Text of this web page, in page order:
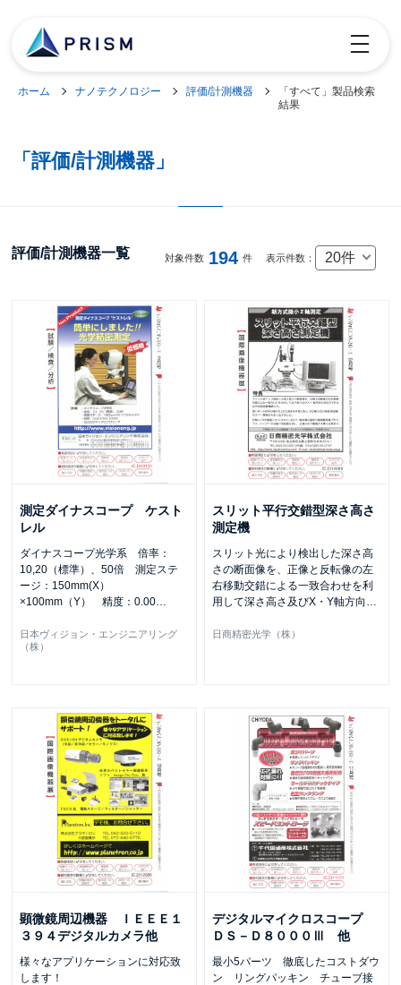
toggle
ホーム ナノテクノロジー 評価/計測機器
「すべて」製品検索
結果
「評価/計測機器」
評価/計測機器一覧 対象件数 194 件 表示件数： 20件
測定ダイナスコープ ケスト
レル
ダイナスコープ光学系 倍率：
10,20（標準）、50倍 測定ステ
ージ：150mm(X）
×100mm（Y） 精度：0.00…
日本ヴィジョン・エンジニアリング
（株）
スリット平行交錯型深さ高さ
測定機
スリット光により検出した深さ高
さの断面像を、正像と反転像の左
右移動交錯による一致合わせを利
用して深さ高さ及びX・Y軸方向 …
日商精密光学（株）
顕微鏡周辺機器 ＩＥＥＥ１
３９４デジタルカメラ他
様々なアプリケーションに対応致
します！
デジタルマイクロスコープ
ＤＳ－Ｄ８０００Ⅲ 他
最小5パーツ 徹底したコストダウ
ン リングパッキン チューブ接